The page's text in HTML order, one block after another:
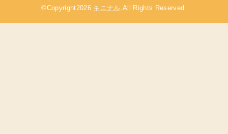
©Copyright2026 キニナル .All Rights Reserved.